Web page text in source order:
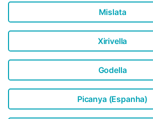
Mislata
Xirivella
Godella
Picanya (Espanha)